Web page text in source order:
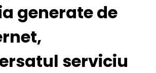
generate de
serviciu